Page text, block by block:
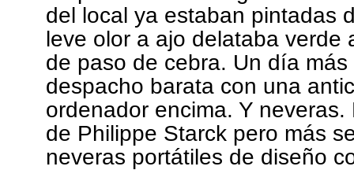
del local ya estaban pintadas
leve olor a ajo delataba verde
de paso de cebra. Un día
despacho barata con una
ordenador encima. Y
de Philippe Starck pero más
neveras portátiles de diseño